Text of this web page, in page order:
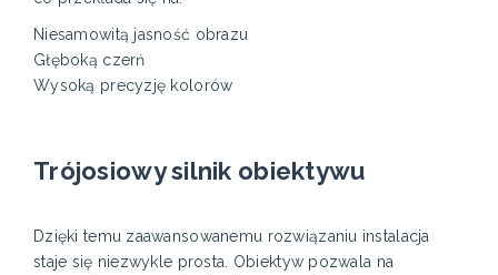
Niesamowitą jasność obrazu
Głęboką czerń
Wysoką precyzję kolorów
Trójosiowy silnik obiektywu
Dzięki temu zaawansowanemu rozwiązaniu instalacja
staje się niezwykle prosta. Obiektyw pozwala na